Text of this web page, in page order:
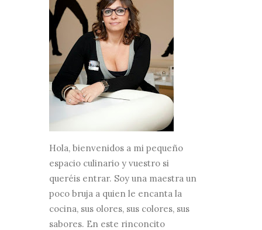
Hola, bienvenidos a mi pequeño
espacio culinario y vuestro si
queréis entrar. Soy una maestra un
poco bruja a quien le encanta la
cocina, sus olores, sus colores, sus
sabores. En este rinconcito